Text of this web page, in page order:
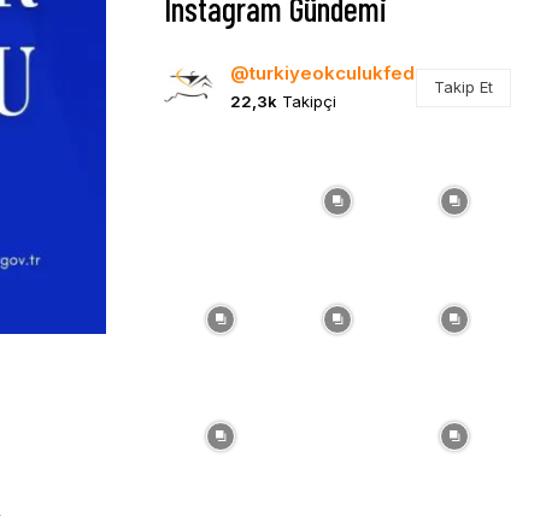
@turkiyeokculukfed
22,3k Takipçi
Takip Et